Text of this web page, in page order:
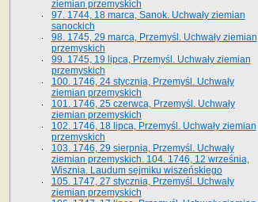
ziemian przemyskich
97. 1744, 18 marca, Sanok. Uchwały ziemian
sanockich
98. 1745, 29 marca, Przemyśl. Uchwały ziemian
przemyskich
99. 1745, 19 lipca, Przemyśl. Uchwały ziemian
przemyskich
100. 1746, 24 stycznia, Przemyśl. Uchwały
ziemian przemyskich
101. 1746, 25 czerwca, Przemyśl. Uchwały
ziemian przemyskich
102. 1746, 18 lipca, Przemyśl. Uchwały ziemian
przemyskich
103. 1746, 29 sierpnia, Przemyśl. Uchwały
ziemian przemyskich. 104. 1746, 12 września,
Wisznia. Laudum sejmiku wiszeńskiego
105. 1747, 27 stycznia, Przemyśl. Uchwały
ziemian przemyskich